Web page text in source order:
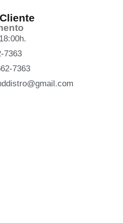
7363
7363